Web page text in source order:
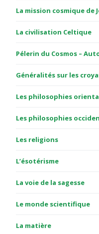
La mission cosmique de
La civilisation Celtique
Pélerin du Cosmos –
Généralités sur les
Les philosophies
Les philosophies
Les religions
L’ésotérisme
La voie de la sagesse
Le monde scientifique
La matière